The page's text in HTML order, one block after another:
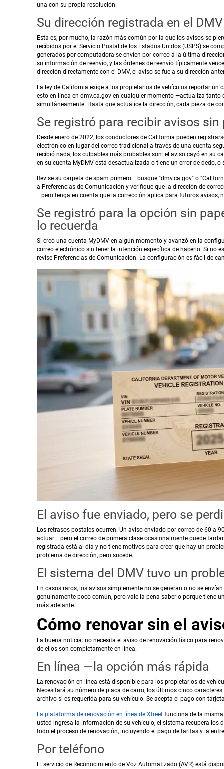
una con su propia resolución.
Su dirección registrada en el
Esta es, por mucho, la razón más común por la que los avisos se
recibidos por el Servicio Postal de los Estados Unidos (USPS) se
generados por computadora se envíen por correo a la última
su información de reenvío, y las órdenes de reenvío típicamente
dirección directamente con el DMV, el aviso se fue a su dirección
La ley de California exige a los propietarios de vehículos reportar
esto en línea en dmv.ca.gov en cualquier momento —actualiza
simultáneamente. Hasta que actualice la dirección, cada pieza de
Se registró para recibir avisos
Desde enero de 2022, los conductores de California pueden
electrónico en lugar del correo tradicional a través de una cuenta
recibió nada, los culpables más probables son: el aviso cayó en su
en su cuenta MyDMV está desactualizada o tiene un error de dedo,
Revise su carpeta de spam primero —busque "dmv.ca.gov" o
a Preferencias de Comunicación y verifique que la dirección de
—pero tenga en cuenta que la corrección aplica para futuros avisos,
Se registró para la opción sin
lo recuerda
Si creó una cuenta MyDMV en algún momento y avanzó en la
correo electrónico sin tener la intención específica de hacerlo. Si no
revise Preferencias de Comunicación. La configuración es fácil de
El aviso fue enviado, pero se
Los retrasos postales ocurren. Un aviso enviado por correo de 60 a
actuar —pero el correo de primera clase ocasionalmente puede
registrada está al día y no tiene motivos para creer que hay un
problema de dirección, pero sucede.
El sistema del DMV tuvo un
En casos raros, los avisos simplemente no se generan o no se
genuinamente poco común, pero vale la pena saberlo porque tiene
más adelante.
Cómo renovar sin el
La buena noticia: no necesita el aviso de renovación físico para
de ellos son completamente en línea.
En línea —la opción más rápida
La renovación en línea está disponible para los propietarios de
Necesitará su número de placa de carro, los últimos cinco
archivo si es requerida para su vehículo. Se acepta el pago con
La plataforma de renovación en línea de Xtreet funciona de la
usted ingresa la información de su vehículo, el sistema recupera los
todo el proceso de renovación, incluyendo el pago de tarifas y la
Por teléfono
El servicio de Reconocimiento de Voz Automatizado (AVR) está